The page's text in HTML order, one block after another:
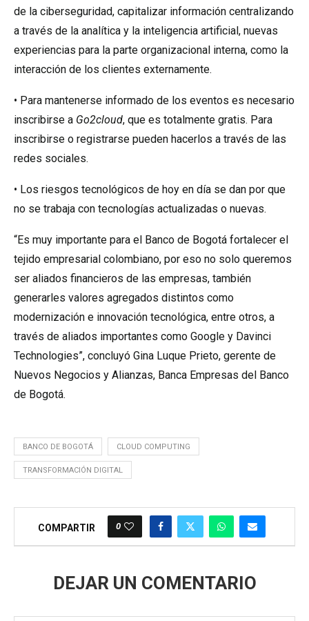
de la ciberseguridad, capitalizar información centralizando
a través de la analítica y la inteligencia artificial, nuevas
experiencias para la parte organizacional interna, como la
interacción de los clientes externamente.
• Para mantenerse informado de los eventos es necesario
inscribirse a Go2cloud, que es totalmente gratis. Para
inscribirse o registrarse pueden hacerlos a través de las
redes sociales.
• Los riesgos tecnológicos de hoy en día se dan por que
no se trabaja con tecnologías actualizadas o nuevas.
“Es muy importante para el Banco de Bogotá fortalecer el
tejido empresarial colombiano, por eso no solo queremos
ser aliados financieros de las empresas, también
generarles valores agregados distintos como
modernización e innovación tecnológica, entre otros, a
través de aliados importantes como Google y Davinci
Technologies”, concluyó Gina Luque Prieto, gerente de
Nuevos Negocios y Alianzas, Banca Empresas del Banco
de Bogotá.
BANCO DE BOGOTÁ CLOUD COMPUTING
TRANSFORMACIÓN DIGITAL
COMPARTIR 0
DEJAR UN COMENTARIO